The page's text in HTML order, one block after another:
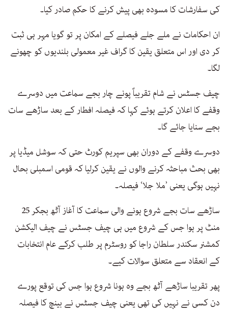
كی سفارشات كا مسودہ بھی پیش كرنے كا حكم صادر كیا۔
ان احكامات نے ملے جلے فیصلے كے امكان پر تو گویا مہر ہی ثبت
كر دی اور اس متعلق یقین كا گراف غیر معمولی بلندیوں كو چھونے
لگا۔
چیف جسٹس نے شام تقریباً پونے چار بجے سماعت میں دوسرے
وقفے كا اعلان كرتے ہوئے كہا كہ فیصلہ افطار كے بعد ساڑھے سات
بجے سنایا جائے گا۔
دوسرے وقفے كے دوران بھی سپریم كورٹ حتی كہ سوشل میڈیا پر
بھی بحث مباحثہ كرنے والوں نے یقین كرلیا كہ قومی اسمبلی بحال
نہیں ہوگی یعنی ’ملا جلا‘ فیصلہ۔
ساڑھے سات بجے شروع ہونے والی سماعت كا آغاز آٹھ بجکر 25
منٹ پر ہوا جس كے شروع میں ہی چیف جسٹس نے چیف الیكشن
كمشنر سكندر سلطان راجا كو روسٹرم پر طلب كركے عام انتخابات
كے انعقاد سے متعلق سوالات كیے۔
پھر تقریبا ساڑھے آٹھ بجے وہ ہونا شروع ہوا جس كی توقع پورے
دن كسی نے نہیں كی تھی یعنی چیف جسٹس نے بینچ كا فیصلہ